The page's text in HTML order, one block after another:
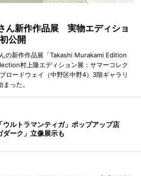
ん新作作品展 実物エディショ
公開
の新作作品展「Takashi Murakami Edition
村上隆エディション展：サマーコレク
ロードウェイ（中野区中野4）3階ギャラリ
った。
ウルトラマンティガ」ポップアップ店
ダーク」立像展示も